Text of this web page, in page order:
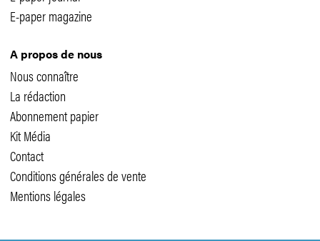
E-paper magazine
A propos de nous
Nous connaître
La rédaction
Abonnement papier
Kit Média
Contact
Conditions générales de vente
Mentions légales